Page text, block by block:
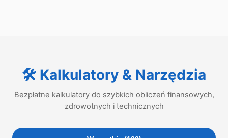
🛠️ Kalkulatory & Narzędzia
Bezpłatne kalkulatory do szybkich obliczeń finansowych,
zdrowotnych i technicznych